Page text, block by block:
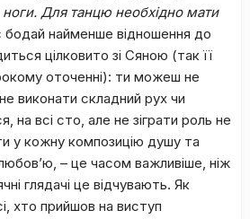
Для танцю необхідно мати
найменше відношення до
цілковито зі Сяною (так її
оточенні): ти можеш не
виконати складний рух чи
на всі сто, але не зіграти роль не
у кожну композицію душу та
– це часом важливіше, ніж
глядачі це відчувають. Як
хто прийшов на виступ